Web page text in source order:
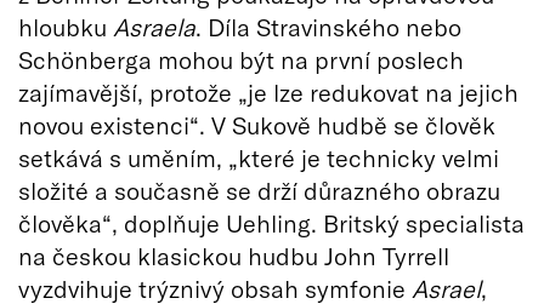
hloubku Asraela. Díla Stravinského nebo
Schönberga mohou být na první poslech
zajímavější, protože „je lze redukovat na jejich
novou existenci“. V Sukově hudbě se člověk
setkává s uměním, „které je technicky velmi
složité a současně se drží důrazného obrazu
člověka“, doplňuje Uehling. Britský specialista
na českou klasickou hudbu John Tyrrell
vyzdvihuje trýznivý obsah symfonie Asrael,